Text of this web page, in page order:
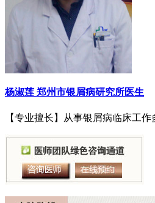
杨淑莲 郑州市银屑病研究所医生
【专业擅长】从事银屑病临床工